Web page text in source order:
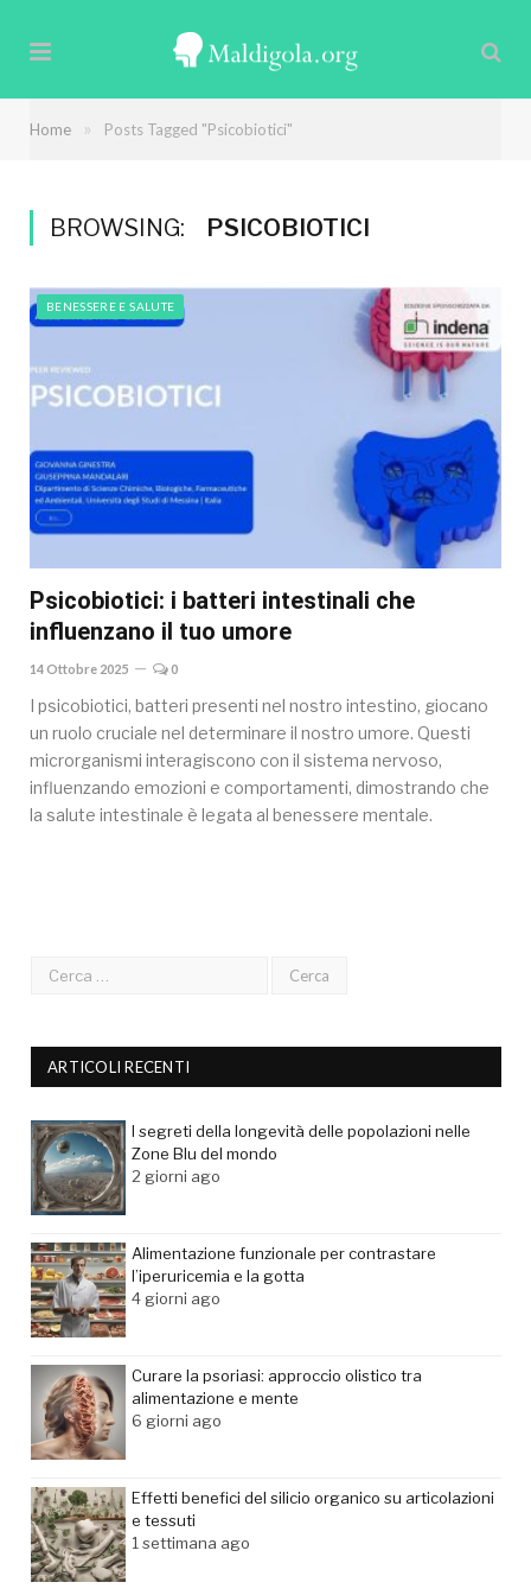
Home » Posts Tagged "Psicobiotici"
BROWSING: PSICOBIOTICI
BENESSERE E SALUTE
Psicobiotici: i batteri intestinali che
influenzano il tuo umore
14 Ottobre 2025 0
I psicobiotici, batteri presenti nel nostro intestino, giocano
un ruolo cruciale nel determinare il nostro umore. Questi
microrganismi interagiscono con il sistema nervoso,
influenzando emozioni e comportamenti, dimostrando che
la salute intestinale è legata al benessere mentale.
ARTICOLI RECENTI
I segreti della longevità delle popolazioni nelle
Zone Blu del mondo
2 giorni ago
Alimentazione funzionale per contrastare
l’iperuricemia e la gotta
4 giorni ago
Curare la psoriasi: approccio olistico tra
alimentazione e mente
6 giorni ago
Effetti benefici del silicio organico su articolazioni
e tessuti
1 settimana ago